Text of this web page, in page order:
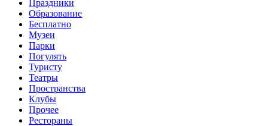
Праздники
Образование
Бесплатно
Музеи
Парки
Погулять
Туристу
Театры
Пространства
Клубы
Прочее
Рестораны